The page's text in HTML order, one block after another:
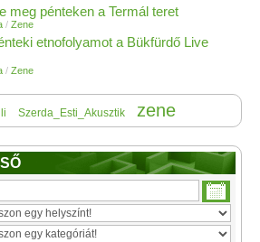
meg pénteken a Termál teret
/ Zene
etnofolyamot a Bükfürdő Live
/ Zene
Szerda_Esti_Akusztik zene